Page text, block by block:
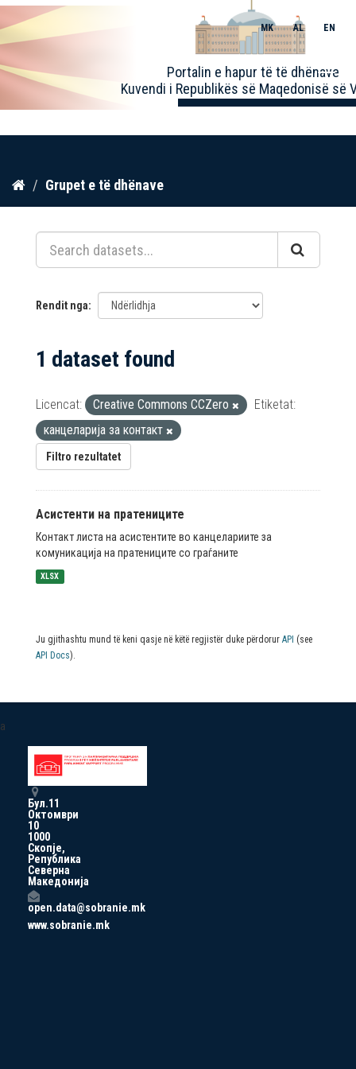
Kalo
përmbajtja
Portalin e hapur të të dhënave
Kuvendi i Republikës së Maqedonisë së
MK AL EN
Toggle
Grupet e të dhënave
Rendit nga
1 dataset found
Licencat: Creative Commons CCZero
Etiketat:
канцеларија за контакт
Filtro rezultatet
Асистенти на пратениците
Контакт листа на асистентите во канцелариите за
комуникација на пратениците со граѓаните
XLSX
Ju gjithashtu mund të keni qasje në këtë regjistër duke përdorur API (see
API Docs).
a
Бул.11
Октомври
10
1000
Скопје,
Република
Северна
Македонија
open.data@sobranie.mk
www.sobranie.mk